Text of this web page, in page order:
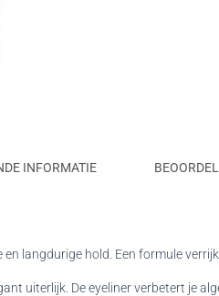
INFORMATIE
en langdurige hold. Een formule
uiterlijk. De eyeliner verbetert je